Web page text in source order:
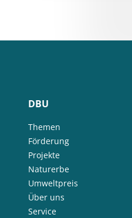
DBU
Themen
Förderung
Projekte
Naturerbe
Umweltpreis
Über uns
Service